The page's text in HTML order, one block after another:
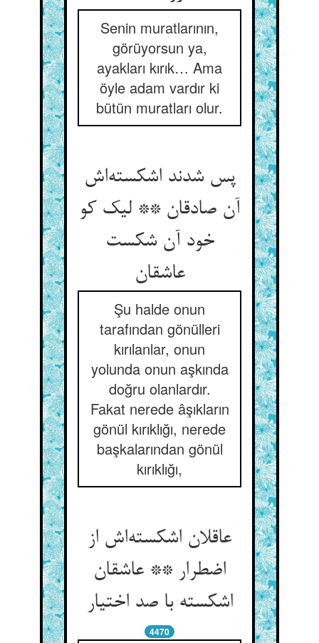
Senin muratlarının,
görüyorsun ya,
ayakları kırık… Ama
öyle adam vardır ki
bütün muratları olur.
پس شدند اشکسته‌اش
آن صادقان ** لیک کو
خود آن شکست
عاشقان
Şu halde onun
tarafından gönülleri
kırılanlar, onun
yolunda onun aşkında
doğru olanlardır.
Fakat nerede âşıkların
gönül kırıklığı, nerede
başkalarından gönül
kırıklığı,
عاقلان اشکسته‌اش از
اضطرار ** عاشقان
اشکسته با صد اختیار
4470